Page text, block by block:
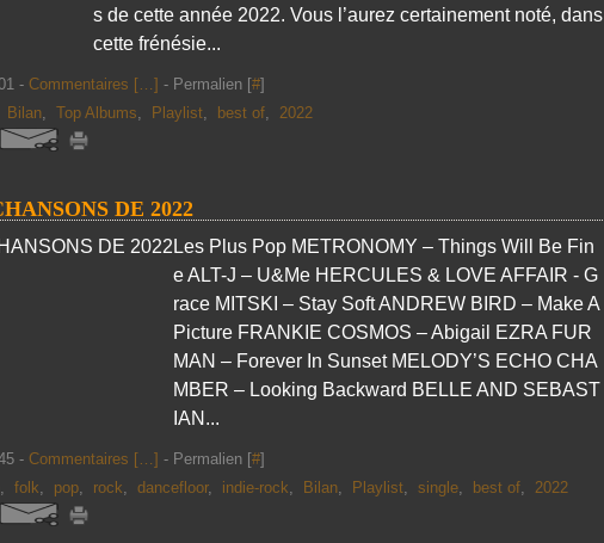
s de cette année 2022. Vous l’aurez certainement noté, dans
cette frénésie...
- Commentaires […] - Permalien [#]
Bilan, Top Albums, Playlist, best of, 2022
DE 2022
Les Plus Pop METRONOMY – Things Will Be Fin
e ALT-J – U&Me HERCULES & LOVE AFFAIR - G
race MITSKI – Stay Soft ANDREW BIRD – Make A
Picture FRANKIE COSMOS – Abigail EZRA FUR
MAN – Forever In Sunset MELODY’S ECHO CHA
MBER – Looking Backward BELLE AND SEBAST
IAN...
- Commentaires […] - Permalien [#]
, folk, pop, rock, dancefloor, indie-rock, Bilan, Playlist, single, best of, 2022